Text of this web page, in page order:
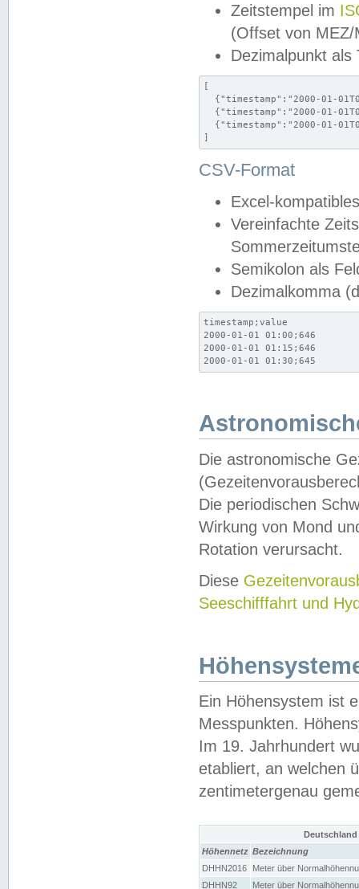
Zeitstempel im
(Offset von MEZ/
Dezimalpunkt als
[
{"timestamp":"2000-01-
{"timestamp":"2000-01-
{"timestamp":"2000-01-
]
CSV-Format
Excel-
Vereinfachte
Semikolon als
Dezimalkomma
timestamp;value
2000-01-01 01:00;646
2000-01-01 01:15;646
2000-01-01 01:30;645
Die astronomische
Die periodischen
Wirkung von Mond
Rotation verursacht.
Diese
Seeschifffahrt und
Ein Höhensystem ist
Messpunkten.
Im 19. Jahrhundert
etabliert, an welchen
zentimetergenau
Höhennetz Bezeichnung
DHHN2016
Meter über
DHHN92
Meter über